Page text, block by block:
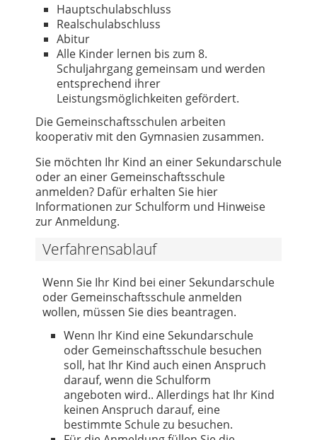
Hauptschulabschluss
Realschulabschluss
Abitur
Alle Kinder lernen bis zum 8.
Schuljahrgang gemeinsam und werden
entsprechend ihrer
Leistungsmöglichkeiten gefördert.
Die Gemeinschaftsschulen arbeiten
kooperativ mit den Gymnasien zusammen.
Sie möchten Ihr Kind an einer Sekundarschule
oder an einer Gemeinschaftsschule
anmelden? Dafür erhalten Sie hier
Informationen zur Schulform und Hinweise
zur Anmeldung.
Verfahrensablauf
Wenn Sie Ihr Kind bei einer Sekundarschule
oder Gemeinschaftsschule anmelden
wollen, müssen Sie dies beantragen.
Wenn Ihr Kind eine Sekundarschule
oder Gemeinschaftsschule besuchen
soll, hat Ihr Kind auch einen Anspruch
darauf, wenn die Schulform
angeboten wird.. Allerdings hat Ihr Kind
keinen Anspruch darauf, eine
bestimmte Schule zu besuchen.